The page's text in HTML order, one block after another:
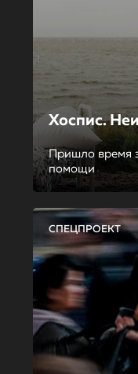
Хоспис.
Пришло время
помощи
СПЕЦПРОЕКТ